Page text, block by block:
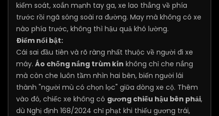
kiểm soát, xoắn mạnh tay ga, xe lao thẳng về phía
trước rồi ngã sóng soài ra đường. May mà không có xe
nào phía trước, không thì hậu quả khó lường.
Điểm nổi bật:
Cái sai đầu tiên và rõ ràng nhất thuộc về người đi xe
máy. Áo chống nắng trùm kín không chỉ che nắng
mà còn che luôn tầm nhìn hai bên, biến người lái
thành "người mù có chọn lọc" giữa dòng xe cộ. Thêm
vào đó, chiếc xe không có gương chiếu hậu bên phải,
dù Nghị định 168/2024 chỉ phạt khi thiếu gương trái,